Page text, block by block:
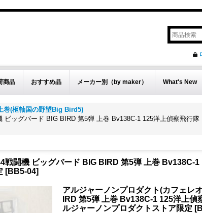
商品 おすすめ品 メーカー別（by maker） What's New
巻(枢軸国の野望Big Bird5)
ビッグバード BIG BIRD 第5弾 上巻 Bv138C-1 125洋上偵察飛行
戦闘機 ビッグバード BIG BIRD 第5弾 上巻 Bv138C-
[BB5-04]
アルジャーノンプロダクト(カフェレ
IRD 第5弾 上巻 Bv138C-1 125洋上
ルジャーノンプロダクトストア限定 [